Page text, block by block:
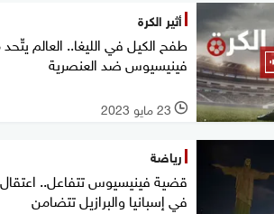
أثير الكرة
طفح الكيل في الليغا.. العالم
فينيسيوس ضد العنصرية
l 23 مايو 2023
رياضة
في إسبانيا والبرازيل تتضامن